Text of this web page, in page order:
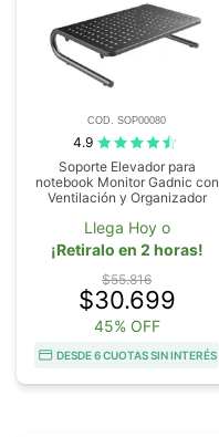
COD. SOP00080
4.9
Soporte Elevador para
notebook Monitor Gadnic con
Ventilación y Organizador
Llega Hoy o
¡Retiralo en 2 horas!
$55.816
$30.699
45% OFF
DESDE 6 CUOTAS SIN INTERÉS